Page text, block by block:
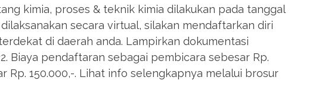
kimia, proses & teknik kimia dilakukan pada tanggal
secara virtual, silakan mendaftarkan diri
di daerah anda. Lampirkan dokumentasi
Biaya pendaftaran sebagai pembicara sebesar Rp.
Rp. 150.000,-. Lihat info selengkapnya melalui brosur